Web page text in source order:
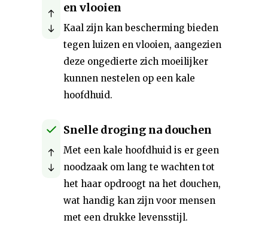
en vlooien
Kaal zijn kan bescherming bieden
tegen luizen en vlooien, aangezien
deze ongedierte zich moeilijker
kunnen nestelen op een kale
hoofdhuid.
Snelle droging na douchen
Met een kale hoofdhuid is er geen
noodzaak om lang te wachten tot
het haar opdroogt na het douchen,
wat handig kan zijn voor mensen
met een drukke levensstijl.